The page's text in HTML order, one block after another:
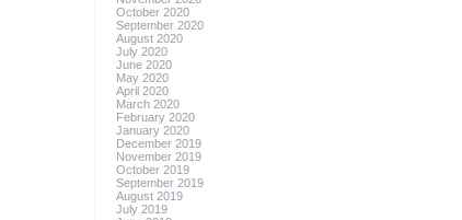
October 2020
September 2020
August 2020
July 2020
June 2020
May 2020
April 2020
March 2020
February 2020
January 2020
December 2019
November 2019
October 2019
September 2019
August 2019
July 2019